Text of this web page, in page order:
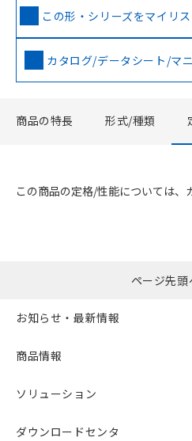
この形・シリーズをマイリ
カタログ/データシート/マ
商品の特長 形式/種類
この商品の定格/性能については、
ページ先頭
お知らせ・最新情報
商品情報
ソリューション
ダウンロードセンタ